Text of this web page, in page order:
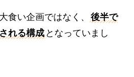
食い企画ではなく、
後半で
れる構成 となっていまし